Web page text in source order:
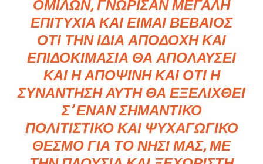
ΟΜΊΛΩΝ, ΓΝΏΡΙΣΑΝ ΜΕΓΆΛΗ
ΕΠΙΤΥΧΊΑ ΚΑΙ ΕΊΜΑΙ ΒΈΒΑΙΟΣ
ΌΤΙ ΤΗΝ ΊΔΙΑ ΑΠΟΔΟΧΉ ΚΑΙ
ΕΠΙΔΟΚΙΜΑΣΊΑ ΘΑ ΑΠΟΛΑΎΣΕΙ
ΚΑΙ Η ΑΠΟΨΙΝΉ ΚΑΙ ΌΤΙ Η
ΣΥΝΆΝΤΗΣΗ ΑΥΤΉ ΘΑ ΕΞΕΛΙΧΘΕΊ
Σ’ ΈΝΑΝ ΣΗΜΑΝΤΙΚΌ
ΠΟΛΙΤΙΣΤΙΚΌ ΚΑΙ ΨΥΧΑΓΩΓΙΚΌ
ΘΕΣΜΌ ΓΙΑ ΤΟ ΝΗΣΊ ΜΑΣ, ΜΕ